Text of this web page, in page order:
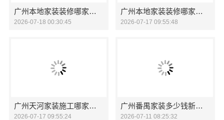
广州本地家装装修哪家专业毛坯房？精匠饰家优
2026-07-18 00:30:45
广州本地家装装修哪家专业毛坯房精匠饰家
2026-07-17 09:55:48
广州天河家装施工哪家专业新房精匠饰家
2026-07-17 09:55:24
广州番禺家装多少钱新房？精匠饰家报价透明合理
2026-07-11 08:25:32